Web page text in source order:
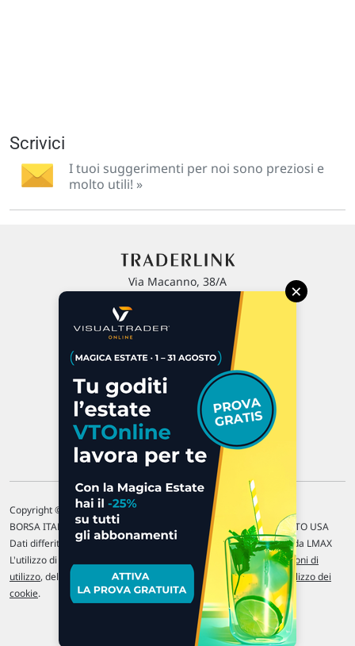
Scrivici
I tuoi suggerimenti per noi sono preziosi e
molto utili! »
Via Macanno, 38/A
P.IVA 02 452 460 401
Chi siamo
Commenti e segnalazioni
Contattaci
Copyright © 1996-2026 Traderlink Italia s.r.l.
BORSA ITALIANA Quotazioni di borsa differite di 15 min. / MERCATO USA
Dati differiti di 15 min. (fonte Intrinio) / FOREX Quotazioni fornite da LMAX
L'utilizzo di questo sito implica l'accettazione delle nostre Condizioni di
utilizzo, del Disclaimer MAR, delle Politiche sulla privacye dell' Utilizzo dei
cookie.
×